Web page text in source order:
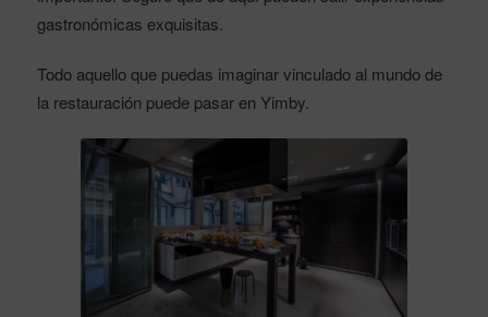
gastronómicas exquisitas.
Todo aquello que puedas imaginar vinculado al mundo de
la restauración puede pasar en Yimby.